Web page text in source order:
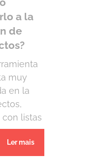
a la
de
muy
en la
con listas
Ler mais